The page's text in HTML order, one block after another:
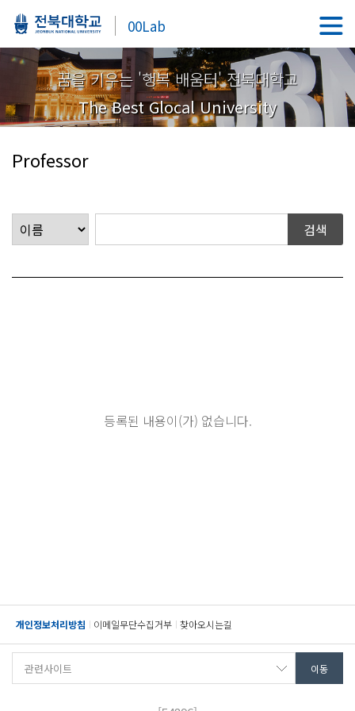
00Lab
꿈을 키우는 '행복 배움터' 전북대학교
The Best Glocal University
Professor
등록된 내용이(가) 없습니다.
개인정보처리방침 이메일무단수집거부 찾아오시는길